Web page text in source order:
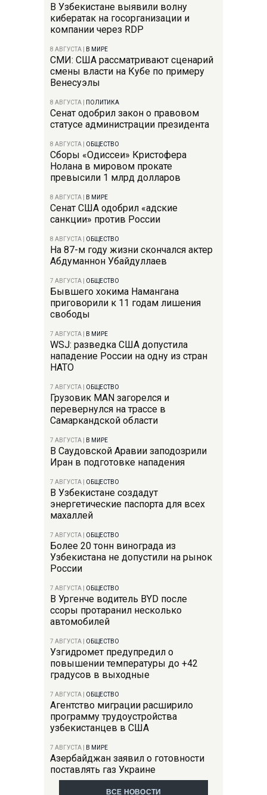
В Узбекистане выявили волну
кибератак на госорганизации и
компании через RDP
8 АВГУСТА В МИРЕ
СМИ: США рассматривают сценарий
смены власти на Кубе по примеру
Венесуэлы
8 АВГУСТА ПОЛИТИКА
Сенат одобрил закон о правовом
статусе администрации президента
8 АВГУСТА ОБЩЕСТВО
Сборы «Одиссеи» Кристофера
Нолана в мировом прокате
превысили 1 млрд долларов
8 АВГУСТА В МИРЕ
Сенат США одобрил «адские
санкции» против России
8 АВГУСТА ОБЩЕСТВО
На 87-м году жизни скончался актер
Абдуманнон Убайдуллаев
7 АВГУСТА ОБЩЕСТВО
Бывшего хокима Намангана
приговорили к 11 годам лишения
свободы
7 АВГУСТА В МИРЕ
WSJ: разведка США допустила
нападение России на одну из стран
НАТО
7 АВГУСТА ОБЩЕСТВО
Грузовик MAN загорелся и
перевернулся на трассе в
Самаркандской области
7 АВГУСТА В МИРЕ
В Саудовской Аравии заподозрили
Иран в подготовке нападения
7 АВГУСТА ОБЩЕСТВО
В Узбекистане создадут
энергетические паспорта для всех
махаллей
7 АВГУСТА ОБЩЕСТВО
Более 20 тонн винограда из
Узбекистана не допустили на рынок
России
7 АВГУСТА ОБЩЕСТВО
В Ургенче водитель BYD после
ссоры протаранил несколько
автомобилей
7 АВГУСТА ОБЩЕСТВО
Узгидромет предупредил о
повышении температуры до +42
градусов в выходные
7 АВГУСТА ОБЩЕСТВО
Агентство миграции расширило
программу трудоустройства
узбекистанцев в США
7 АВГУСТА В МИРЕ
Азербайджан заявил о готовности
поставлять газ Украине
ВСЕ НОВОСТИ